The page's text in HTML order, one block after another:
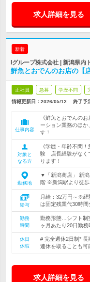
求人詳細を見る
新着
Iグループ株式会社 | 新潟県
鮮魚とおでんのお店の【
正社員 急募 学歴不問
情報更新日：2026/05/12 終了予
仕事内容
《鮮魚とおでんの
ーション業務のほか
す！
対象と
なる方
《学歴・年齢不問
験 店長経験がなく
ります！
勤務地
▼「新潟商店」 新
階 ※新潟駅より徒歩
給与
月給：32万円～※
は固定残業代30時
勤務
時間
勤務形態…シフト制
ヶ月あたり20日勤
休日
休暇
# 完全週休2日制*
連休を取ることも可
求人詳細を見る